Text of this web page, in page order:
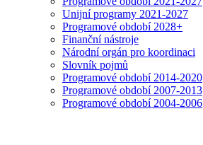
Unijní programy 2021-2027
Programové období 2028+
Finanční nástroje
Národní orgán pro koordinaci
Slovník pojmů
Programové období 2014-2020
Programové období 2007-2013
Programové období 2004-2006